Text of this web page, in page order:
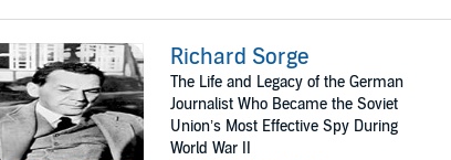
Richard Sorge
The Life and Legacy of the German
Journalist Who Became the Soviet
Union’s Most Effective Spy During
World War II